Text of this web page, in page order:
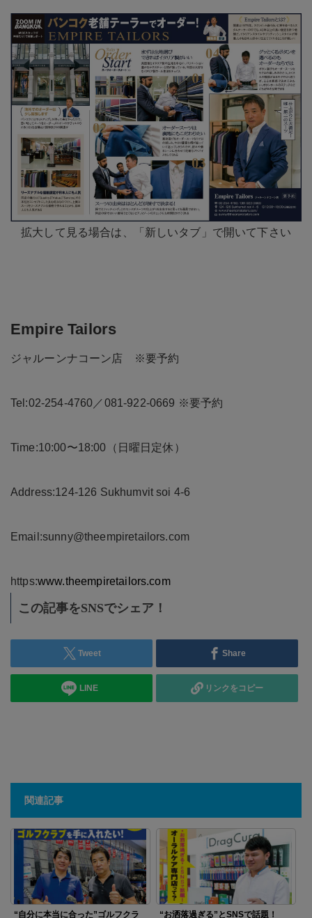
拡大して見る場合は、「新しいタブ」で開いて下さい
Empire Tailors
ジャルーンナコーン店 ※要予約
Tel:02-254-4760／081-922-0669 ※要予約
Time:10:00〜18:00（日曜日定休）
Address:124-126 Sukhumvit soi 4-6
Email:sunny@theempiretailors.com
https:www.theempiretailors.com
この記事をSNSでシェア！
Tweet Share
LINE リンクをコピー
関連記事
“自分に本当に合った”ゴルフクラ “お洒落過ぎる”とSNSで話題！